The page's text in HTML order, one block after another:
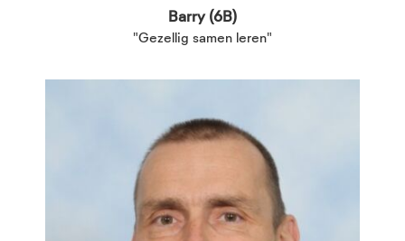
Barry (6B)
"Gezellig samen leren"